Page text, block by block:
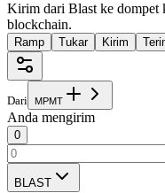
Kirim dari Blast ke dompet
blockchain.
Ramp Tukar Kirim
Dari MPMT
Anda mengirim
0
BLAST